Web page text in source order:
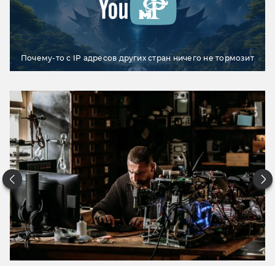
Почему-то с IP адресов других стран ничего не тормозит